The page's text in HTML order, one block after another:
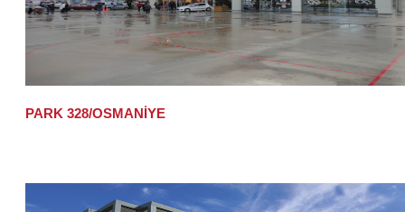
PARK 328/OSMANİYE